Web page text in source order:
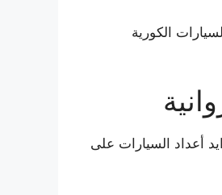
الكورية
أعداد السيارات على